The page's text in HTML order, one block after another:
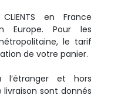
en France
Europe. Pour les
le tarif
de votre panier.
l’étranger et hors
sont donnés